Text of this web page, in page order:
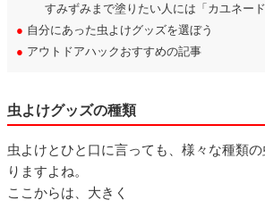
すみずみまで塗りたい人には「カユネード
● 自分にあった虫よけグッズを選ぼう
● アウトドアハックおすすめの記事
虫よけグッズの種類
虫よけとひと口に言っても、様々な種類
りますよね。
ここからは、大きく